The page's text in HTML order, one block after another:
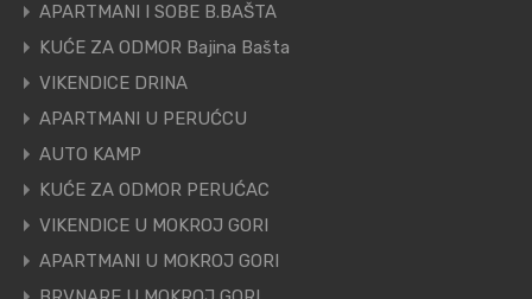
APARTMANI I SOBE B.BAŠTA
KUĆE ZA ODMOR Bajina Bašta
VIKENDICE DRINA
APARTMANI U PERUĆCU
AUTO KAMP
KUĆE ZA ODMOR PERUĆAC
VIKENDICE U MOKROJ GORI
APARTMANI U MOKROJ GORI